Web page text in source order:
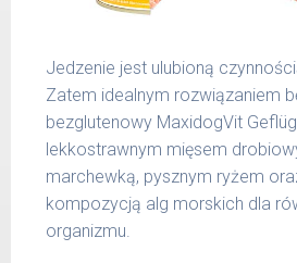
Podane liczby są
Indywidualne potrzeby
aktywności, warunków
czynników.
Waga netto/Nr art.: 200 g/
g/1016 | 800 g/1024
Jedzenie jest ulubioną
Zatem idealnym rozwiązaniem
bezglutenowy MaxidogVit
lekkostrawnym mięsem
marchewką, pysznym ryżem
kompozycją alg morskich dla
organizmu.